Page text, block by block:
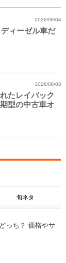
ィーゼル車だ
2026/08/04
たレイバック
型の中古車オ
2026/08/03
旬ネタ
っち？ 価格やサ